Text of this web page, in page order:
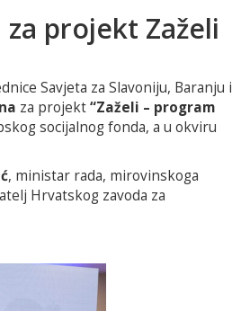
projekt Zaželi
Savjeta za Slavoniju, Baranju i
za projekt“Zaželi – program
socijalnog fonda, a u okviru
, ministar rada, mirovinskoga
Hrvatskog zavoda za